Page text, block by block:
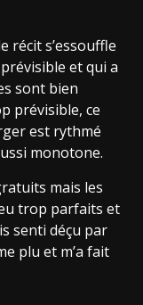
récit s’essouffle
et qui a
sont bien
prévisible, ce
est rythmé
monotone.
mais les
trop parfaits et
senti déçu par
plu et m’a fait